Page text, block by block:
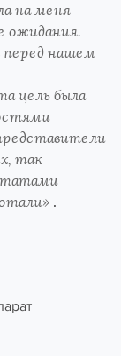
на меня
ожидания.
перед нашем
цель была
так
.